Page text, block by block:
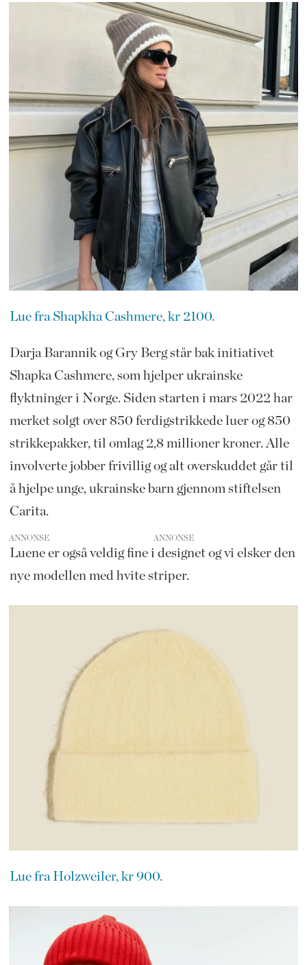
Lue fra Shapkha Cashmere, kr 2100.
Darja Barannik og Gry Berg står bak initiativet
Shapka Cashmere, som hjelper ukrainske
flyktninger i Norge. Siden starten i mars 2022 har
merket solgt over 850 ferdigstrikkede luer og 850
strikkepakker, til omlag 2,8 millioner kroner. Alle
involverte jobber frivillig og alt overskuddet går til
å hjelpe unge, ukrainske barn gjennom stiftelsen
Carita.
ANNONSE
Luene er også veldig fine i designet og vi elsker den
nye modellen med hvite striper.
Lue fra Holzweiler, kr 900.